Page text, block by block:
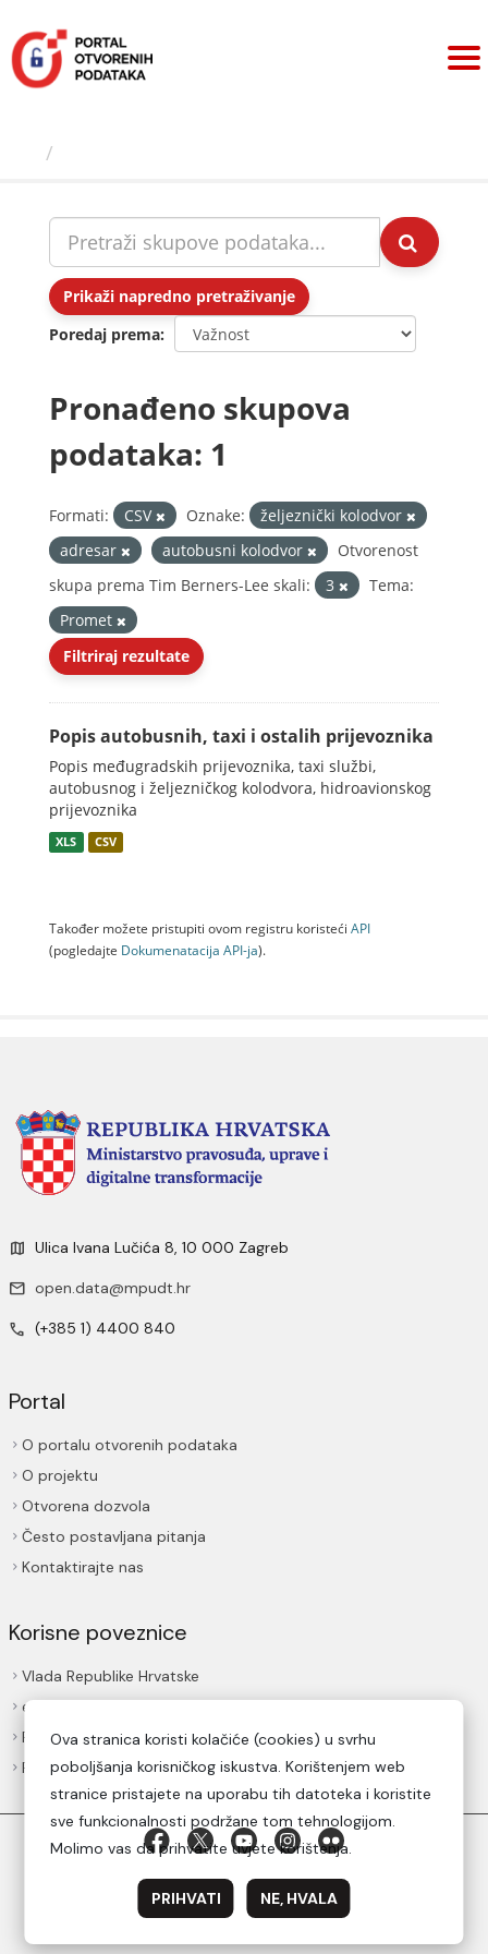
sadržaj
Prikaži napredno pretraživanje
Poredaj prema
Pronađeno skupova
podataka: 1
Formati: CSV Oznake:
željeznički kolodvor
adresar
autobusni kolodvor
Otvorenost
skupa prema Tim Berners-Lee skali:
3
Tema:
Promet
Filtriraj rezultate
Popis autobusnih, taxi i ostalih prijevoznika
Popis međugradskih prijevoznika, taxi službi,
autobusnog i željezničkog kolodvora, hidroavionskog
prijevoznika
XLS CSV
Također možete pristupiti ovom registru koristeći API
(pogledajte Dokumenаtаcijа API-jа).